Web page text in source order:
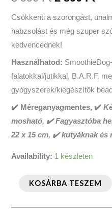
Csökkenti a szorongást,
habzsolást és még szuper
kedvencednek!
Használhatod:
falatokkal/jutikkal, B.A.R.F.
gyógyszerek/kiegészítők
✔️ Méreganyagmentes, ✔️
mosható, ✔️ Fagyasztóba
22 x 15 cm, ✔️ kutyáknak és
Availability: 1 készleten
KOSÁRBA TESZEM